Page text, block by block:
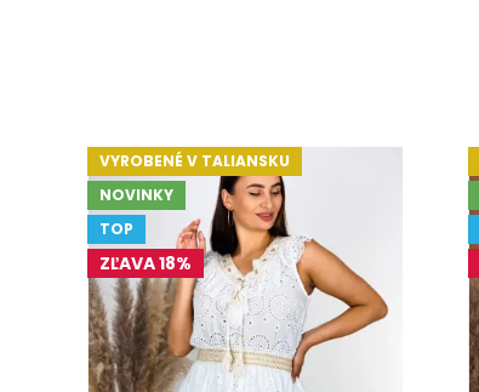
VYROBENÉ V TALIANSKU
NOVINKY
TOP
ZĽAVA 18%